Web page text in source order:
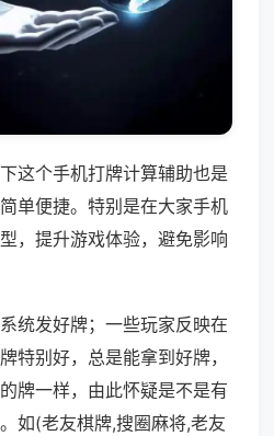
这个手机打牌计算辅助也是
单便捷。特别是在大家手机
，提升游戏体验，避免影响
统发好牌；一些玩家反映在
特别好，总是能拿到好牌，
牌一样，由此怀疑是不是有
如(老友棋牌,搜圈麻将,老友